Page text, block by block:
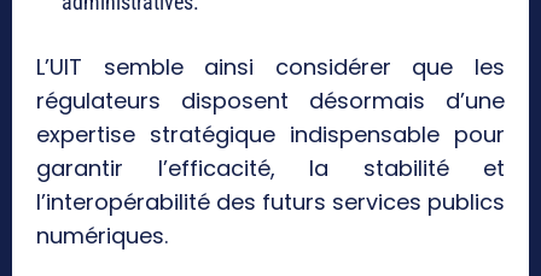
L’UIT semble ainsi considérer que les
régulateurs disposent désormais d’une
expertise stratégique indispensable pour
garantir l’efficacité, la stabilité et
l’interopérabilité des futurs services publics
numériques.